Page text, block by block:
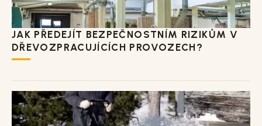
JAK PŘEDEJÍT BEZPEČNOSTNÍM RIZIKŮM V
DŘEVOZPRACUJÍCÍCH PROVOZECH?